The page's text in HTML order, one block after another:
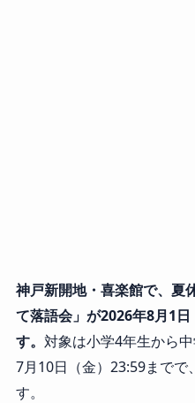
神戸新開地・喜楽館で、夏
て落語会」が2026年8月1
す。 対象は小学4年生から
7月10日（金）23:59まで
す。